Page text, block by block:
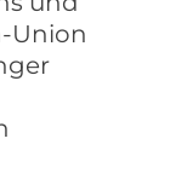
Union